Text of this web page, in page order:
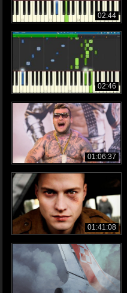
02:44
02:46
01:06:37
01:41:08